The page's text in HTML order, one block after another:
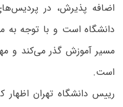
اضافه پذیرش، در
دانشگاه است و با توجه به
مسیر آموزش گذر می‌کند و
است.
رییس دانشگاه تهران